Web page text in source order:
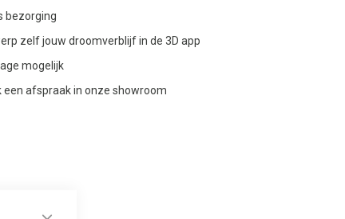
bezorging
zelf jouw droomverblijf in de 3D app
mogelijk
een afspraak in onze showroom